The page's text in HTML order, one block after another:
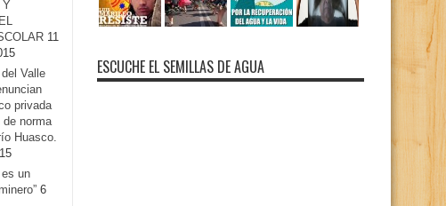
Y
11
Valle
privada
norma
Huasco.
es un
6
ESCUCHE EL SEMILLAS DE AGUA